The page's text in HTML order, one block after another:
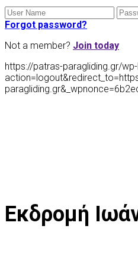
Forgot password?
Not a member? Join today
https://patras-paragliding.gr/
Eκδρομή